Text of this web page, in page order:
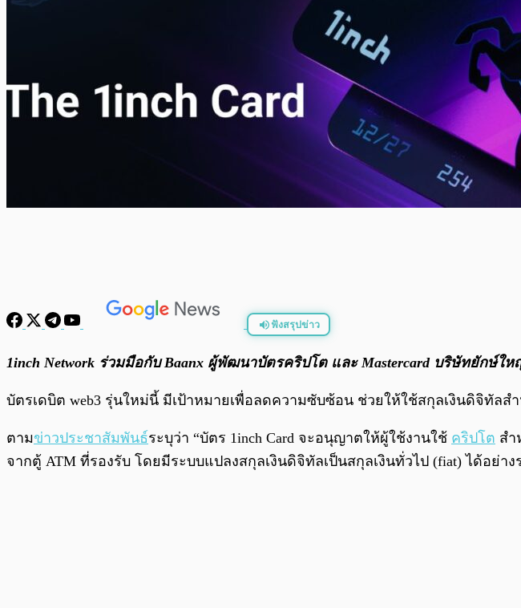
ฟังสรุปข่าว
พร้อมเล่น
1inch Network ร่วมมือกับ Baanx ผู้พัฒนาบัตรคริปโต และ Mastercard บริษัทยักษ์ใ
บัตรเดบิต web3 รุ่นใหม่นี้ มีเป้าหมายเพื่อลดความซับซ้อน ช่วยให้ใช้สกุลเงินดิจิทัล
ตามข่าวประชาสัมพันธ์ระบุว่า “บัตร 1inch Card จะอนุญาตให้ผู้ใช้งานใช้ คริปโต สำ
จากตู้ ATM ที่รองรับ โดยมีระบบแปลงสกุลเงินดิจิทัลเป็นสกุลเงินทั่วไป (fiat) ได้อย่าง